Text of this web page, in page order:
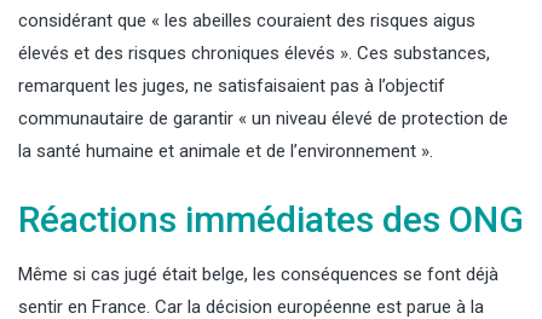
considérant que « les abeilles couraient des risques aigus
élevés et des risques chroniques élevés ». Ces substances,
remarquent les juges, ne satisfaisaient pas à l’objectif
communautaire de garantir « un niveau élevé de protection de
la santé humaine et animale et de l’environnement ».
Réactions immédiates des ONG
Même si cas jugé était belge, les conséquences se font déjà
sentir en France. Car la décision européenne est parue à la